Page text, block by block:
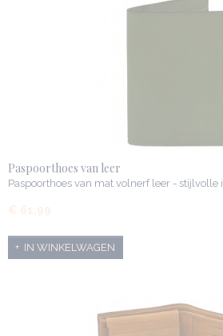
Paspoorthoes van leer
Paspoorthoes van mat volnerf leer - stijlvolle
€ 61,99
IN WINKELWAGEN